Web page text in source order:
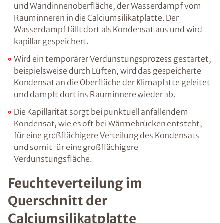
und Wandinnenoberfläche, der Wasserdampf vom
Rauminneren in die Calciumsilikatplatte. Der
Wasserdampf fällt dort als Kondensat aus und wird
kapillar gespeichert.
Wird ein temporärer Verdunstungsprozess gestartet,
beispielsweise durch Lüften, wird das gespeicherte
Kondensat an die Oberfläche der Klimaplatte geleitet
und dampft dort ins Rauminnere wieder ab.
Die Kapillarität sorgt bei punktuell anfallendem
Kondensat, wie es oft bei Wärmebrücken entsteht,
für eine großflächigere Verteilung des Kondensats
und somit für eine großflächigere
Verdunstungsfläche.
Feuchteverteilung im
Querschnitt der
Calciumsilikatplatte